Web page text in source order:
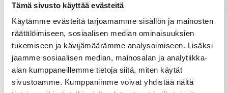
Tämä sivusto käyttää evästeitä
Käytämme evästeitä tarjoamamme sisällön ja mainosten
räätälöimiseen, sosiaalisen median ominaisuuksien
tukemiseen ja kävijämäärämme analysoimiseen. Lisäksi
jaamme sosiaalisen median, mainosalan ja analytiikka-
alan kumppaneillemme tietoja siitä, miten käytät
sivustoamme. Kumppanimme voivat yhdistää näitä
Ouluhalli, Oulu
pe–su 10.–12.4.2026
Aukioloajat:
Perjantai klo 12–18
Lauantai klo 10–17
Sunnuntai klo 10–16